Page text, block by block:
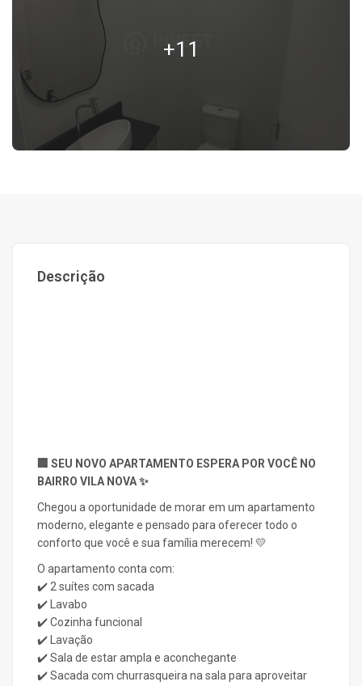
+11
Descrição
🏢 SEU NOVO APARTAMENTO ESPERA POR VOCÊ NO
BAIRRO VILA NOVA ✨
Chegou a oportunidade de morar em um apartamento
moderno, elegante e pensado para oferecer todo o
conforto que você e sua família merecem! 💛
O apartamento conta com:
✔️ 2 suítes com sacada
✔️ Lavabo
✔️ Cozinha funcional
✔️ Lavação
✔️ Sala de estar ampla e aconchegante
✔️ Sacada com churrasqueira na sala para aproveitar